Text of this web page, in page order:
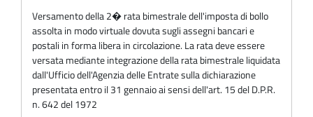
Versamento della 2� rata bimestrale dell'imposta di bollo
assolta in modo virtuale dovuta sugli assegni bancari e
postali in forma libera in circolazione. La rata deve essere
versata mediante integrazione della rata bimestrale liquidata
dall'Ufficio dell'Agenzia delle Entrate sulla dichiarazione
presentata entro il 31 gennaio ai sensi dell'art. 15 del D.P.R.
n. 642 del 1972